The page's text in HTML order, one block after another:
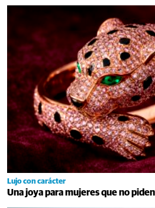
Lujo con carácter
Una joya para mujeres que no